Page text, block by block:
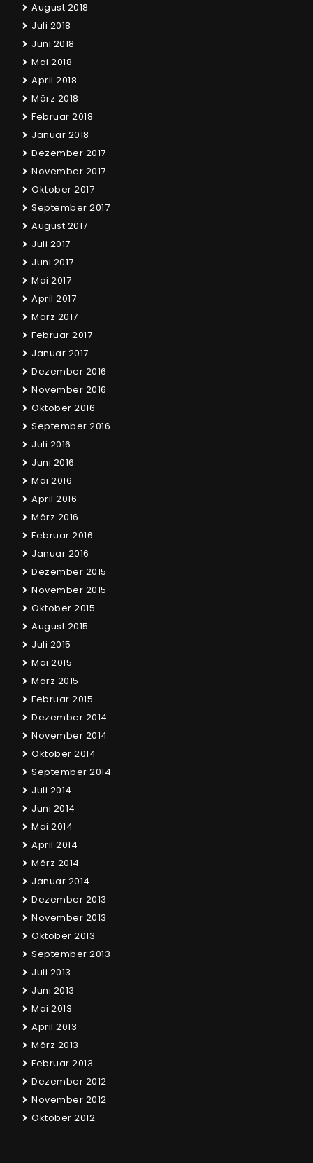
August 2018
Juli 2018
Juni 2018
Mai 2018
April 2018
März 2018
Februar 2018
Januar 2018
Dezember 2017
November 2017
Oktober 2017
September 2017
August 2017
Juli 2017
Juni 2017
Mai 2017
April 2017
März 2017
Februar 2017
Januar 2017
Dezember 2016
November 2016
Oktober 2016
September 2016
Juli 2016
Juni 2016
Mai 2016
April 2016
März 2016
Februar 2016
Januar 2016
Dezember 2015
November 2015
Oktober 2015
August 2015
Juli 2015
Mai 2015
März 2015
Februar 2015
Dezember 2014
November 2014
Oktober 2014
September 2014
Juli 2014
Juni 2014
Mai 2014
April 2014
März 2014
Januar 2014
Dezember 2013
November 2013
Oktober 2013
September 2013
Juli 2013
Juni 2013
Mai 2013
April 2013
März 2013
Februar 2013
Dezember 2012
November 2012
Oktober 2012